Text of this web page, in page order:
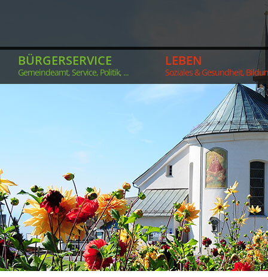
BÜRGERSERVICE
Gemeindeamt, Service, Politik, ...
LEBEN
Soziales & Gesundheit,